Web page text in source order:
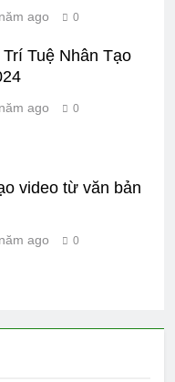
ago 0
Tuệ Nhân Tạo
ago 0
video từ văn bản
ago 0